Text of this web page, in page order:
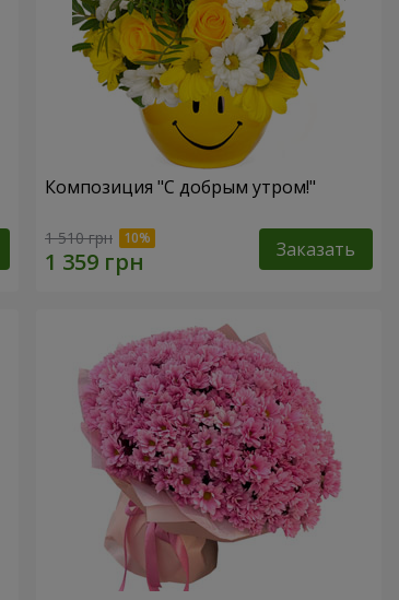
Композиция "С добрым утром!"
1 510 грн Заказать